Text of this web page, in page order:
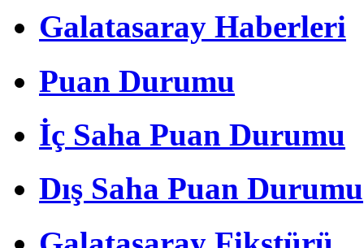
Galatasaray Haberleri
Puan Durumu
İç Saha Puan Durumu
Dış Saha Puan Durumu